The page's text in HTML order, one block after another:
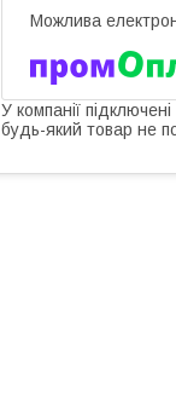
У компанії
будь-який товар не